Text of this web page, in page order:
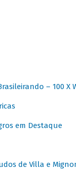
– 100 X
em Destaque
de Villa e